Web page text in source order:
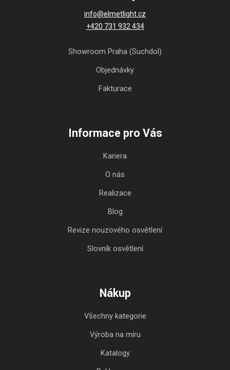
info@elmetlight.cz
+420 731 932 434
Showroom Praha (Suchdol)
Objednávky
Fakturace
Informace pro Vás
Kariera
O nás
Realizace
Blog
Revize nouzového osvětlení
Slovník osvětlení
Nákup
Všechny kategorie
Výroba na míru
Katalogy